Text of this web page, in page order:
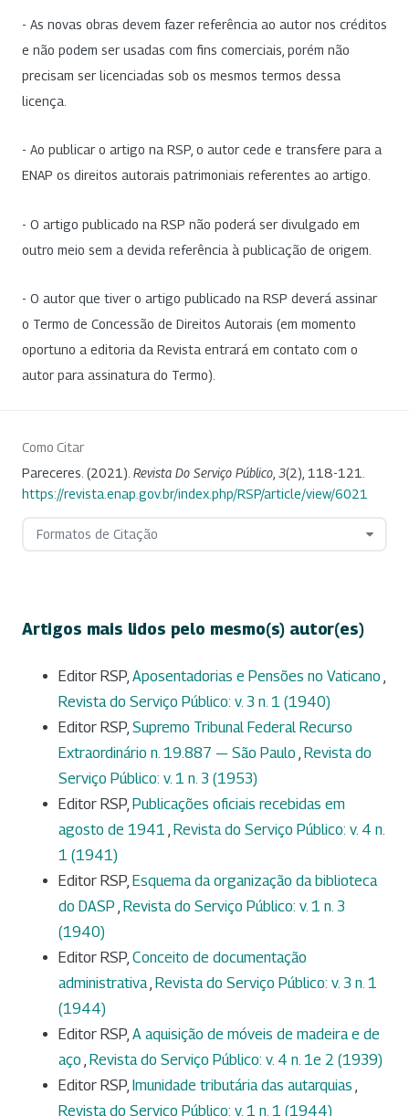
- As novas obras devem fazer referência ao autor nos créditos
e não podem ser usadas com fins comerciais, porém não
precisam ser licenciadas sob os mesmos termos dessa
licença.
- Ao publicar o artigo na RSP, o autor cede e transfere para a
ENAP os direitos autorais patrimoniais referentes ao artigo.
- O artigo publicado na RSP não poderá ser divulgado em
outro meio sem a devida referência à publicação de origem.
- O autor que tiver o artigo publicado na RSP deverá assinar
o Termo de Concessão de Direitos Autorais (em momento
oportuno a editoria da Revista entrará em contato com o
autor para assinatura do Termo).
Como Citar
Pareceres. (2021). Revista Do Serviço Público 3(2), 118-121.
https://revista.enap.gov.br/index.php/RSP/article/view/6021
Formatos de Citação
Artigos mais lidos pelo mesmo(s) autor(es)
Editor RSP, Aposentadorias e Pensões no Vaticano ,
Revista do Serviço Público: v. 3 n. 1 (1940)
Editor RSP, Supremo Tribunal Federal Recurso
Extraordinário n. 19.887 — São Paulo , Revista do
Serviço Público: v. 1 n. 3 (1953)
Editor RSP, Publicações oficiais recebidas em
agosto de 1941 , Revista do Serviço Público: v. 4 n.
1 (1941)
Editor RSP, Esquema da organização da biblioteca
do DASP , Revista do Serviço Público: v. 1 n. 3
(1940)
Editor RSP, Conceito de documentação
administrativa, Revista do Serviço Público: v. 3 n. 1
(1944)
Editor RSP, A aquisição de móveis de madeira e de
aço , Revista do Serviço Público: v. 4 n. 1e 2 (1939)
Editor RSP, Imunidade tributária das autarquias ,
Revista do Serviço Público: v. 1 n. 1 (1944)